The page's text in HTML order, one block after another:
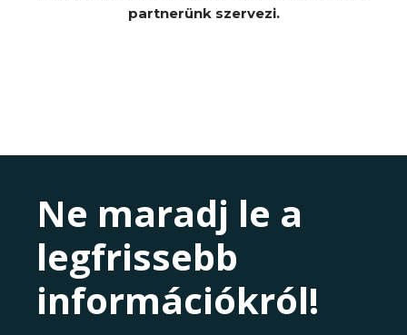
partnerünk szervezi.
Ne maradj le a
legfrissebb
információkról!